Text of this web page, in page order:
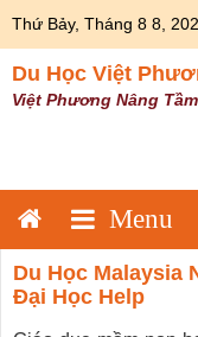
Thứ Bảy, Tháng 8 8,
Du Học Việt
Việt Phương Nâng
Du Học Malaysia
Đại Học Help